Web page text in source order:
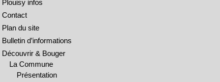
Plouisy infos
Contact
Plan du site
Bulletin d’informations
Découvrir & Bouger
La Commune
Présentation